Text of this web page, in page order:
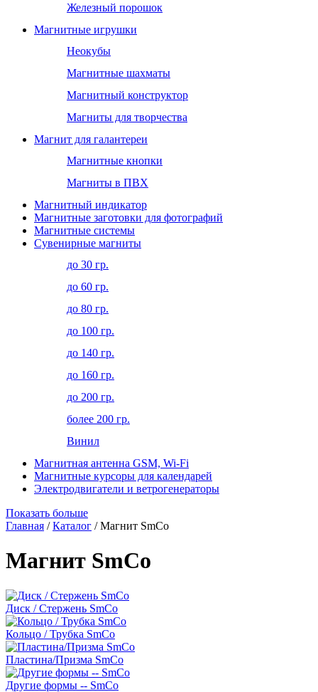
Железный порошок
Магнитные игрушки
Неокубы
Магнитные шахматы
Магнитный конструктор
Магниты для творчества
Магнит для галантереи
Магнитные кнопки
Магниты в ПВХ
Магнитный индикатор
Магнитные заготовки для фотографий
Магнитные системы
Сувенирные магниты
до 30 гр.
до 60 гр.
до 80 гр.
до 100 гр.
до 140 гр.
до 160 гр.
до 200 гр.
более 200 гр.
Винил
Магнитная антенна GSM, Wi-Fi
Магнитные курсоры для календарей
Электродвигатели и ветрогенераторы
Показать больше
Главная /Каталог / Магнит SmCo
Магнит SmCo
Диск / Стержень SmCo
Кольцо / Трубка SmCo
Пластина/Призма SmCo
Другие формы -- SmCo